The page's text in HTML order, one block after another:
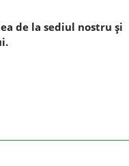
de la sediul nostru şi